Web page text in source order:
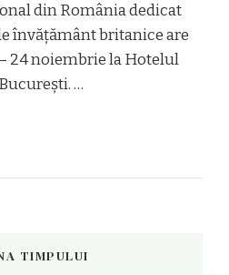
din România dedicat
învățământ britanice are
24 noiembrie la Hotelul
…
TIMPULUI